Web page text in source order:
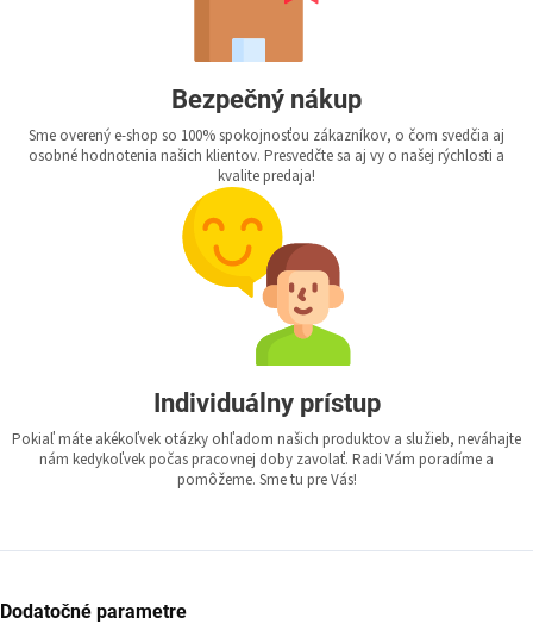
Bezpečný nákup
Sme overený e-shop so 100% spokojnosťou zákazníkov, o čom svedčia aj
osobné hodnotenia našich klientov. Presvedčte sa aj vy o našej rýchlosti a
kvalite predaja!
Individuálny prístup
Pokiaľ máte akékoľvek otázky ohľadom našich produktov a služieb, neváhajte
nám kedykoľvek počas pracovnej doby zavolať. Radi Vám poradíme a
pomôžeme. Sme tu pre Vás!
Dodatočné parametre